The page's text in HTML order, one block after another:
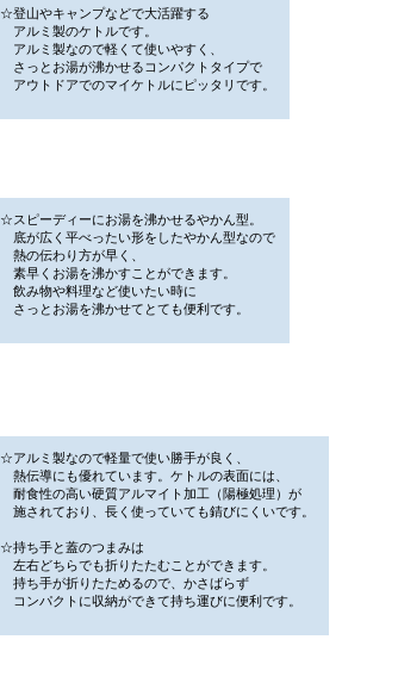
☆登山やキャンプなどで大活躍する
アルミ製のケトルです。
アルミ製なので軽くて使いやすく、
さっとお湯が沸かせるコンパクトタイプで
アウトドアでのマイケトルにピッタリです。
☆スピーディーにお湯を沸かせるやかん型。
底が広く平べったい形をしたやかん型なので
熱の伝わり方が早く、
素早くお湯を沸かすことができます。
飲み物や料理など使いたい時に
さっとお湯を沸かせてとても便利です。
☆アルミ製なので軽量で使い勝手が良く、
熱伝導にも優れています。ケトルの表面には、
耐食性の高い硬質アルマイト加工（陽極処理）が
施されており、長く使っていても錆びにくいです。
☆持ち手と蓋のつまみは
左右どちらでも折りたたむことができます。
持ち手が折りたためるので、かさばらず
コンパクトに収納ができて持ち運びに便利です。